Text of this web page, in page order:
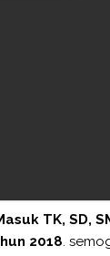
TK, SD,
2018.